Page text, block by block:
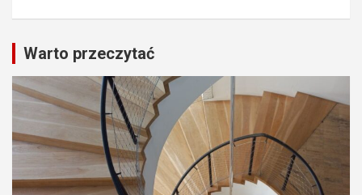
Warto przeczytać